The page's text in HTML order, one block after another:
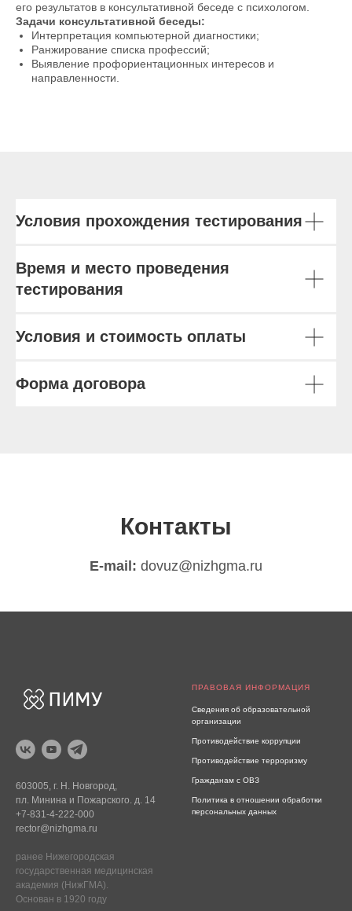
его результатов в консультативной беседе с психологом.
Задачи консультативной беседы:
Интерпретация компьютерной диагностики;
Ранжирование списка профессий;
Выявление профориентационных интересов и
направленности.
Условия прохождения тестирования
Время и место проведения
тестирования
Условия и стоимость оплаты
Форма договора
Контакты
E-mail: dovuz@nizhgma.ru
603005, г. Н. Новгород,
пл. Минина и Пожарского. д. 14
+7-831-4-222-000
rector@nizhgma.ru
ранее Нижегородская
государственная медицинская
академия (НижГМА).
Основан в 1920 году
ПРАВОВАЯ ИНФОРМАЦИЯ
Сведения об образовательной
организации
Противодействие коррупции
Противодействие терроризму
Гражданам с ОВЗ
Политика в отношении обработки
персональных данных